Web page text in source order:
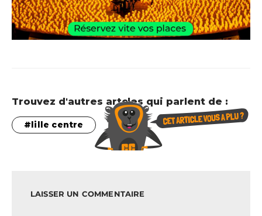
Trouvez d'autres artcles qui parlent de :
lille centre
LAISSER UN COMMENTAIRE